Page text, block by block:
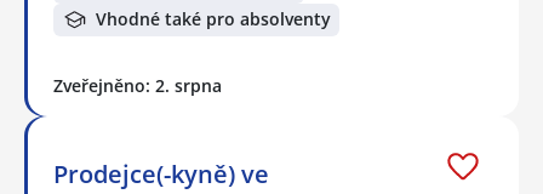
Vhodné také pro absolventy
Zveřejněno: 2. srpna
Prodejce(-kyně) ve